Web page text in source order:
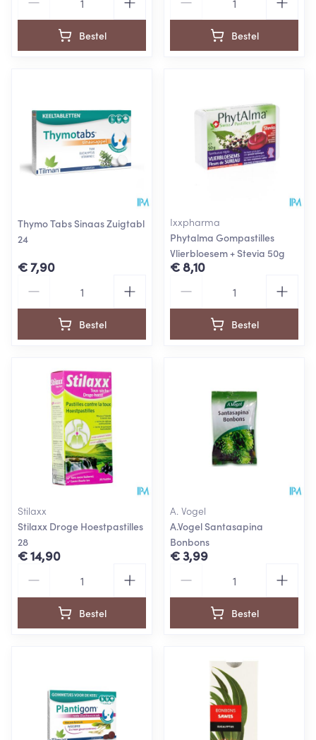
Bestel Bestel
Thymo Tabs Sinaas Zuigtabl
24
€ 7,90
Bestel
Ixxpharma
Phytalma Gompastilles
Vlierbloesem + Stevia 50g
€ 8,10
Bestel
Stilaxx
Stilaxx Droge Hoestpastilles
28
€ 14,90
Bestel
A. Vogel
A.Vogel Santasapina
Bonbons
€ 3,99
Bestel